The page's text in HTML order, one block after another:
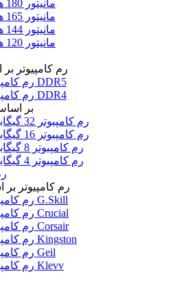
مانیتور 180 هرتز
مانیتور 165 هرتز
مانیتور 144 هرتز
مانیتور 120 هرتز
رم کامپیوتر
رم کامپیوتر DDR5
رم کامپیوتر DDR4
بر
رم کامپیوتر 32 گیگابایت
رم کامپیوتر 16 گیگابایت
رم کامپیوتر 8 گیگابایت
رم کامپیوتر 4 گیگابایت
رم کامپیوتر
رم کامپیوتر G.Skill
رم کامپیوتر Crucial
رم کامپیوتر Corsair
رم کامپیوتر Kingston
رم کامپیوتر Geil
رم کامپیوتر Klevv